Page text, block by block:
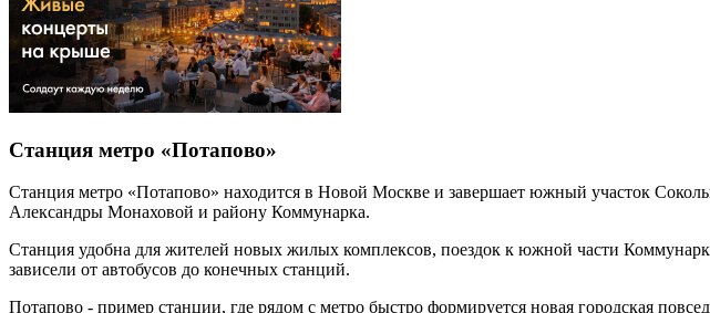
Станция метро «Потапово»
Станция метро «Потапово» находится в Новой Москве и завершает южный участок
Александры Монаховой и району Коммунарка.
Станция удобна для жителей новых жилых комплексов, поездок к южной части
зависели от автобусов до конечных станций.
Потапово - пример станции, где рядом с метро быстро формируется новая городская